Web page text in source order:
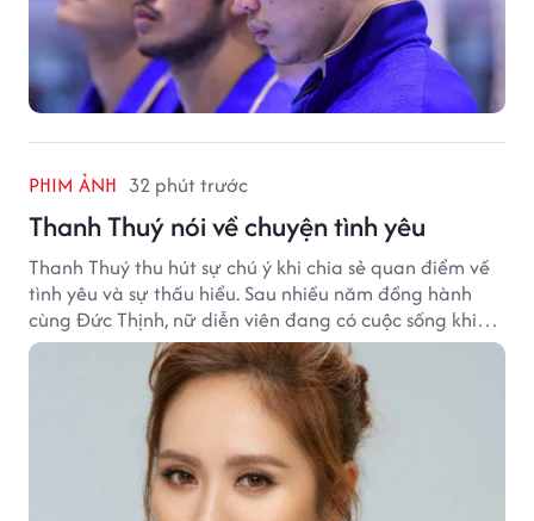
PHIM ẢNH 32 phút trước
Thanh Thuý nói về chuyện tình yêu
Thanh Thuý thu hút sự chú ý khi chia sẻ quan điểm về
tình yêu và sự thấu hiểu. Sau nhiều năm đồng hành
cùng Đức Thịnh, nữ diễn viên đang có cuộc sống khiến
nhiều khán giả quan tâm.